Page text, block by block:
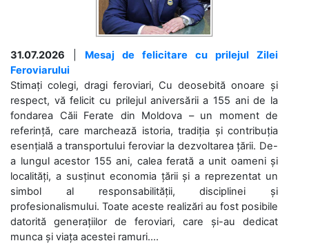
31.07.2026
Mesaj de felicitare cu prilejul Zilei
Feroviarului
Stimați colegi, dragi feroviari, Cu deosebită onoare și
respect, vă felicit cu prilejul aniversării a 155 ani de la
fondarea Căii Ferate din Moldova – un moment de
referință, care marchează istoria, tradiția și contribuția
esențială a transportului feroviar la dezvoltarea țării. De-
a lungul acestor 155 ani, calea ferată a unit oameni și
localități, a susținut economia țării și a reprezentat un
simbol al responsabilității, disciplinei și
profesionalismului. Toate aceste realizări au fost posibile
datorită generațiilor de feroviari, care și-au dedicat
munca și viața acestei ramuri....